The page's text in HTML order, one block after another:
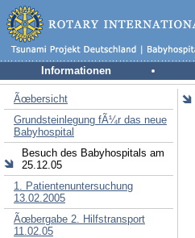
Informationen
Ãœbersicht
Grundsteinlegung fÃ¼r das neue
Babyhospital
Besuch des Babyhospitals am
25.12.05
1. Patientenuntersuchung
13.02.2005
Ãœbergabe 2. Hilfstransport
11.02.05